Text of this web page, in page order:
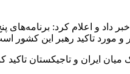
داد و اعلام کرد:
و مورد تاکید رهبر این کشور
ایران و تاجیکستان تاکید